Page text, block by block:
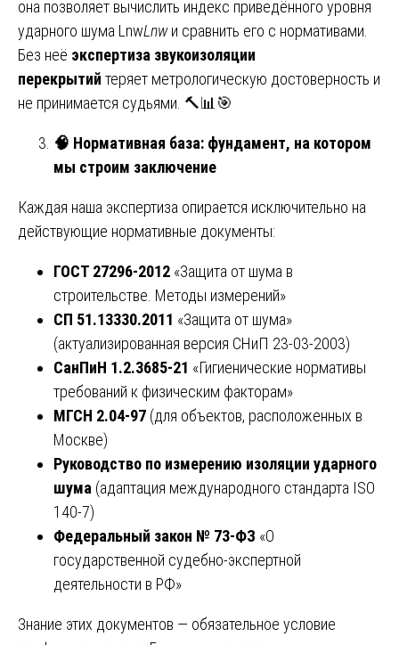
она позволяет вычислить индекс приведённого уровня
ударного шума LnwLnw​ и сравнить его с нормативами.
Без неё экспертиза звукоизоляции
перекрытий теряет метрологическую достоверность и
не принимается судьями. 🔨📊🎯
🧠 Нормативная база: фундамент, на котором
мы строим заключение
Каждая наша экспертиза опирается исключительно на
действующие нормативные документы:
ГОСТ 27296-2012 «Защита от шума в
строительстве. Методы измерений»
СП 51.13330.2011 «Защита от шума»
(актуализированная версия СНиП 23-03-2003)
СанПиН 1.2.3685-21 «Гигиенические нормативы
требований к физическим факторам»
МГСН 2.04-97 (для объектов, расположенных в
Москве)
Руководство по измерению изоляции ударного
шума (адаптация международного стандарта ISO
140-7)
Федеральный закон № 73-ФЗ «О
государственной судебно-экспертной
деятельности в РФ»
Знание этих документов — обязательное условие